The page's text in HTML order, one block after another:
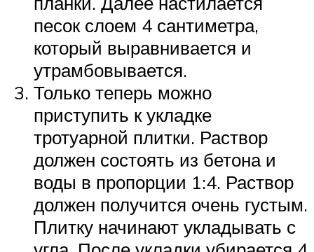
песок слоем 4 сантиметра,
который выравнивается и
утрамбовывается.
Только теперь можно
приступить к укладке
тротуарной плитки. Раствор
должен состоять из бетона и
воды в пропорции 1:4. Раствор
должен получится очень густым.
Плитку начинают укладывать с